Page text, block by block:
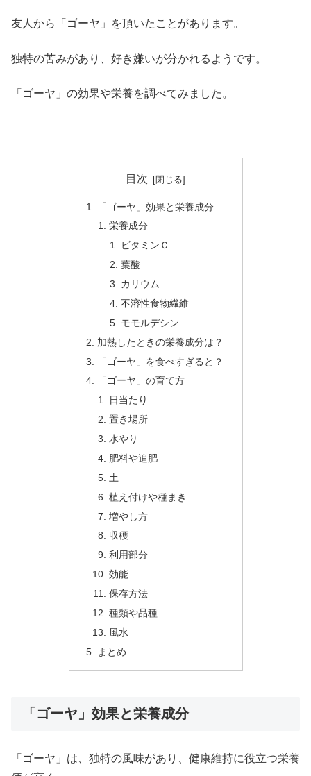
友人から「ゴーヤ」を頂いたことがあります。
独特の苦みがあり、好き嫌いが分かれるようです。
「ゴーヤ」の効果や栄養を調べてみました。
目次
「ゴーヤ」効果と栄養成分
栄養成分
ビタミンＣ
葉酸
カリウム
不溶性食物繊維
モモルデシン
加熱したときの栄養成分は？
「ゴーヤ」を食べすぎると？
「ゴーヤ」の育て方
日当たり
置き場所
水やり
肥料や追肥
土
植え付けや種まき
増やし方
収穫
利用部分
効能
保存方法
種類や品種
風水
まとめ
「ゴーヤ」効果と栄養成分
「ゴーヤ」は、独特の風味があり、健康維持に役立つ栄養